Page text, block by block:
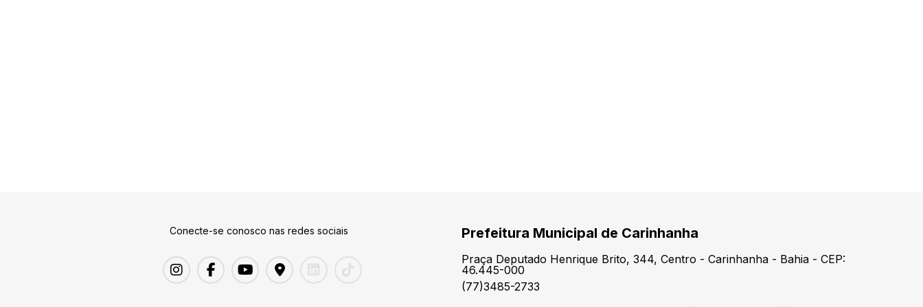
Conecte-se conosco nas redes sociais Prefeitura Municipal de Carinhanha
Praça Deputado Henrique Brito, 344, Centro - Carinhanha - Bahia - CEP:
46.445-000
(77)3485-2733